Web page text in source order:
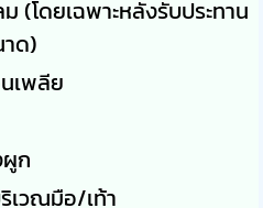
(โดยเฉพาะหลังรับประทาน
ด)
เพลีย
ก
เวณมือ/เท้า